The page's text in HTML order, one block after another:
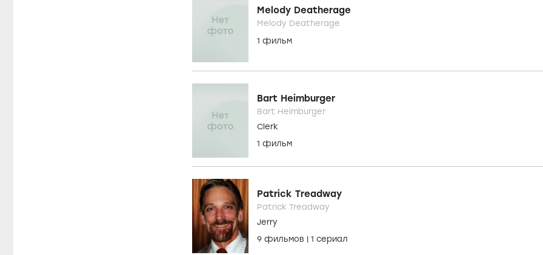
Melody Deatherage
Melody Deatherage
1 фильм
Bart Heimburger
Bart Heimburger
Clerk
1 фильм
Patrick Treadway
Patrick Treadway
Jerry
9 фильмов | 1 сериал